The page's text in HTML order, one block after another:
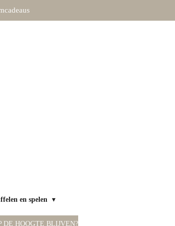
en spelen
DE HOOGTE BLIJVEN?